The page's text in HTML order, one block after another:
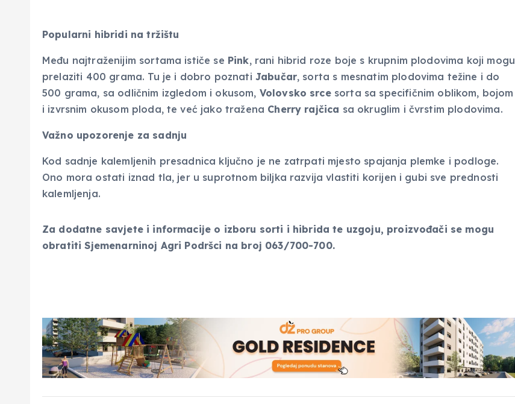
Popularni hibridi na tržištu
Među najtraženijim sortama ističe se Pink, rani hibrid roze boje s krupnim plodovima koji mogu
prelaziti 400 grama. Tu je i dobro poznati Jabučar, sorta s mesnatim plodovima težine i do
500 grama, sa odličnim izgledom i okusom, Volovsko srcesorta sa specifičnim oblikom, bojom
i izvrsnim okusom ploda, te već jako tražena Cherry rajčica sa okruglim i čvrstim plodovima.
Važno upozorenje za sadnju
Kod sadnje kalemljenih presadnica ključno je ne zatrpati mjesto spajanja plemke i podloge.
Ono mora ostati iznad tla, jer u suprotnom biljka razvija vlastiti korijen i gubi sve prednosti
kalemljenja.
Za dodatne savjete i informacije o izboru sorti i hibrida te uzgoju, proizvođači se mogu
obratiti Sjemenarninoj Agri Podršci na broj 063/700-700.